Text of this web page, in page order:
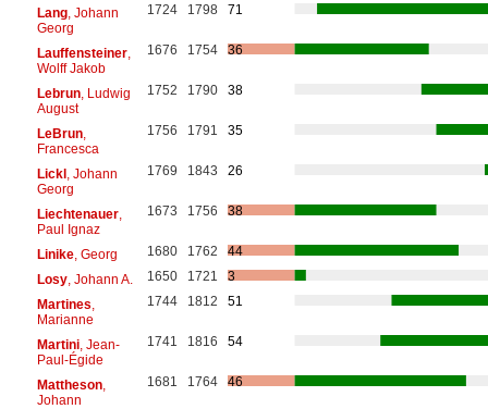
Lang, Johann
Georg
1724 1798 71
Lauffensteiner,
Wolff Jakob
1676 1754 36
Lebrun, Ludwig
August
1752 1790 38
LeBrun,
Francesca
1756 1791 35
Lickl, Johann
Georg
1769 1843 26
Liechtenauer,
Paul Ignaz
1673 1756 38
Linike, Georg 1680 1762
44
Losy, Johann A. 1650 1721
3
Martines
Marianne
1744 1812 51
Martini, Jean-
Paul-Égide
1741 1816 54
Mattheson,
Johann
1681 1764 46